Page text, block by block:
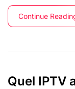
Continue
Quel IPTV